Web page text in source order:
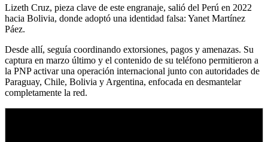
Lizeth Cruz, pieza clave de este engranaje, salió del Perú en 2022
hacia Bolivia, donde adoptó una identidad falsa: Yanet Martínez
Páez.
Desde allí, seguía coordinando extorsiones, pagos y amenazas. Su
captura en marzo último y el contenido de su teléfono permitieron a
la PNP activar una operación internacional junto con autoridades de
Paraguay, Chile, Bolivia y Argentina, enfocada en desmantelar
completamente la red.